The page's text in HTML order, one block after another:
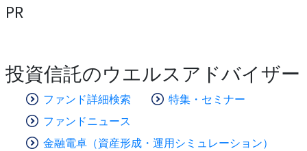
PR
投資信託のウエルスアドバイザー
ファンド詳細検索
特集・セミナー
ファンドニュース
金融電卓（資産形成・運用シミュレーション）